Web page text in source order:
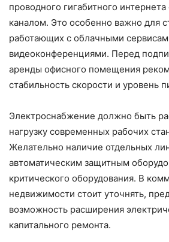
проводного гигабитного
каналом. Это особенно важно для
работающих с облачными
видеоконференциями. Перед
аренды офисного помещения
стабильность скорости и уровень
Электроснабжение должно быть
нагрузку современных рабочих
Желательно наличие отдельных
автоматическим защитным
критического оборудования. В
недвижимости стоит уточнять,
возможность расширения
капитального ремонта.